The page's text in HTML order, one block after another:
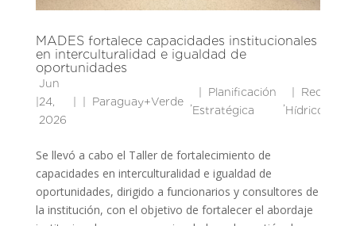
MADES fortalece capacidades institucionales
en interculturalidad e igualdad de
oportunidades
Jun
24,
2026
Paraguay+Verde ,
Planificación
Estratégica
,
Recursos
Hídricos
Se llevó a cabo el Taller de fortalecimiento de
capacidades en interculturalidad e igualdad de
oportunidades, dirigido a funcionarios y consultores de
la institución, con el objetivo de fortalecer el abordaje